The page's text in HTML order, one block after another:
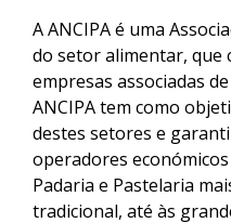
A ANCIPA é uma
do setor alimentar, que
empresas associadas
ANCIPA tem como
destes setores e
operadores
Padaria e Pastelaria
tradicional, até às